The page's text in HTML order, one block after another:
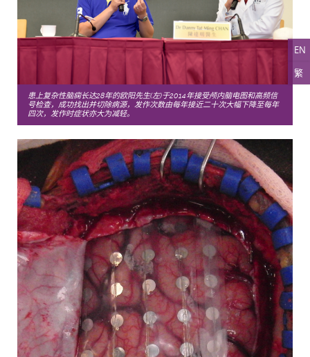
EN
繁
患上复杂性脑痫长达28年的欧阳先生(左)于2014年接受颅内脑电图和高频信
号检查，成功找出并切除病源，发作次数由每年接近二十次大幅下降至每年
四次，发作时症状亦大为减轻。